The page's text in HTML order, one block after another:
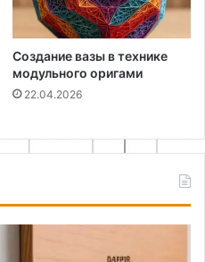
Создание вазы в технике
модульного оригами
22.04.2026